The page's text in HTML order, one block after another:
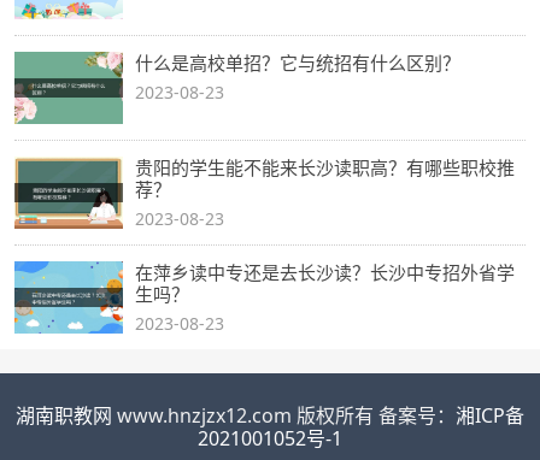
什么是高校单招？它与统招有什么区别？
2023-08-23
贵阳的学生能不能来长沙读职高？有哪些职校推
荐？
2023-08-23
在萍乡读中专还是去长沙读？长沙中专招外省学
生吗？
2023-08-23
湖南职教网 www.hnzjzx12.com 版权所有 备案号： 湘ICP备
2021001052号-1